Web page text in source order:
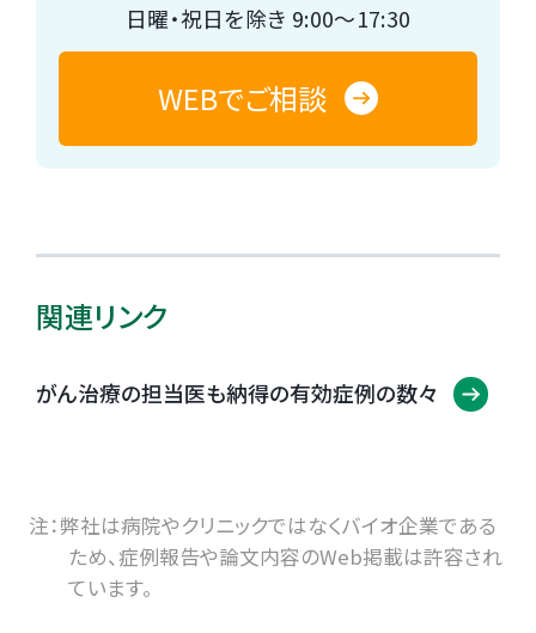
日曜・祝日を除き 9:00～17:30
WEBでご相談
関連リンク
がん治療の担当医も納得の有効症例の数々
注：弊社は病院やクリニックではなくバイオ企業である
ため、症例報告や論文内容のWeb掲載は許容され
ています。